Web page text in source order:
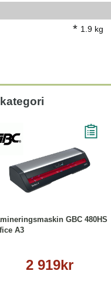
* 1.9 kg
GBC 480HS
A3
2 919kr
Köp